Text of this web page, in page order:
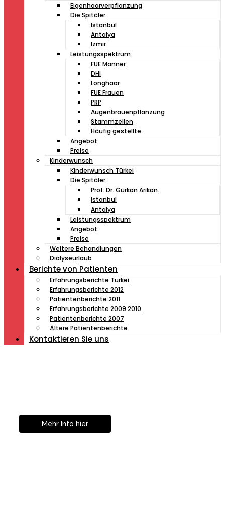
Eigenhaarverpflanzung
Die Spitäler
Istanbul
Antalya
Izmir
Leistungsspektrum
FUE Männer
DHI
Longhaar
FUE Frauen
PRP
Augenbrauenpflanzung
Stammzellen
Häufig gestellte
Angebot
Preise
Kinderwunsch
Kinderwunsch Türkei
Die Spitäler
Prof. Dr. Gürkan Arikan
Istanbul
Antalya
Leistungsspektrum
Angebot
Preise
Weitere Behandlungen
Dialyseurlaub
Berichte von Patienten
Erfahrungsberichte Türkei
Erfahrungsberichte 2012
Patientenberichte 2011
Erfahrungsberichte 2009 2010
Patientenberichte 2007
Ältere Patientenberichte
Kontaktieren Sie uns
Mehr Info hier